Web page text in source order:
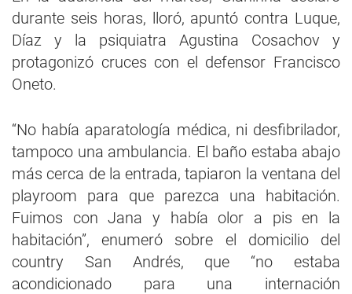
durante seis horas, lloró, apuntó contra Luque,
Díaz y la psiquiatra Agustina Cosachov y
protagonizó cruces con el defensor Francisco
Oneto.
“No había aparatología médica, ni desfibrilador,
tampoco una ambulancia. El baño estaba abajo
más cerca de la entrada, tapiaron la ventana del
playroom para que parezca una habitación.
Fuimos con Jana y había olor a pis en la
habitación”, enumeró sobre el domicilio del
country San Andrés, que “no estaba
acondicionado para una internación